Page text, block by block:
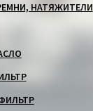
НАТЯЖИТЕЛИ